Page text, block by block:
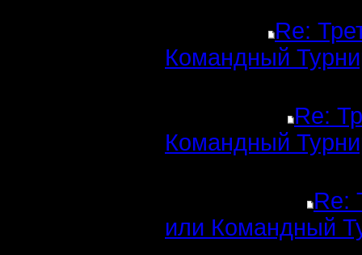
Re:
Командный
Re:
Командный
Re:
или Командный